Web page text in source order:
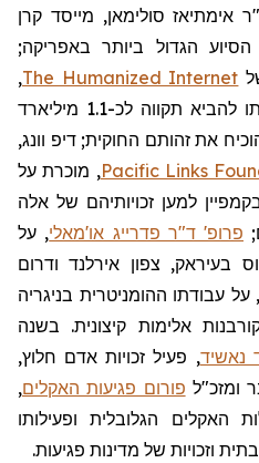
אימתיאזסולימאן, מייסד קרן
הסיוע הגדול ביותר באפריקה;
The Humanized Internet
,
פרויקט זהות דיגיטלית שמטרתו להביא תקווה לכ-1.1 מיליארד
את זהותם החוקית; דיפ וונג,
Pacific Links, מוכרת על
למען זכויותיהם של אלה
פרופ' ד"ר פדרייג או'מאלי, על
בעיראק, צפון אירלנד ודרום
, על עבודתו ההומניטרית בניגריה
אלימות קיצונית. בשנה
נאשיד, פעיל זכויות אדם חלוץ,
ומזכ"ל פורום פגיעות האקלים,
האקלים הגלובלית ופעילותו
וזכויות של מדינות פגיעות.